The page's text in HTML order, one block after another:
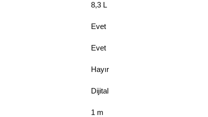
8,3 L
Evet
Evet
Hayır
Dijital
1 m